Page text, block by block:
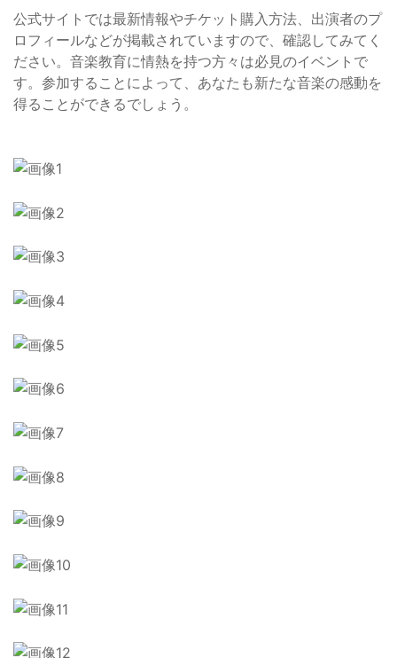
公式サイトでは最新情報やチケット購入方法、出演者のプ
ロフィールなどが掲載されていますので、確認してみてく
ださい。音楽教育に情熱を持つ方々は必見のイベントで
す。参加することによって、あなたも新たな音楽の感動を
得ることができるでしょう。